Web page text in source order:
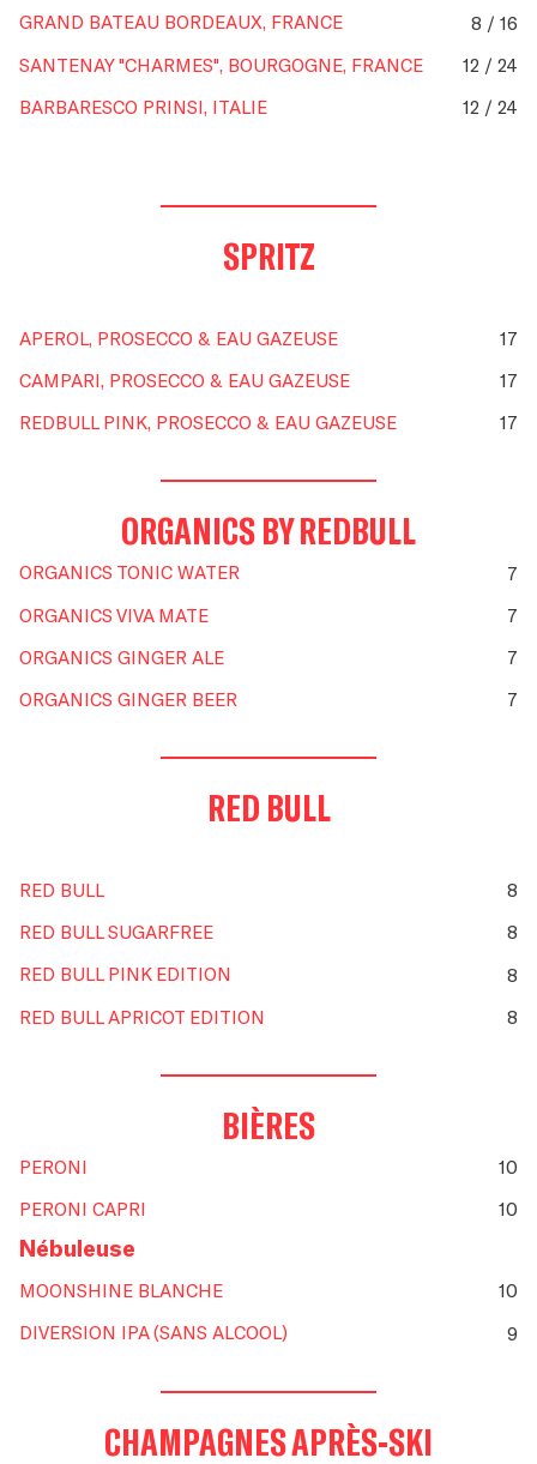
GRAND BATEAU BORDEAUX, FRANCE
8 / 16
SANTENAY "CHARMES", BOURGOGNE, FRANCE
12 / 24
BARBARESCO PRINSI, ITALIE
12 / 24
SPRITZ
APEROL, PROSECCO & EAU GAZEUSE
17
CAMPARI, PROSECCO & EAU GAZEUSE
17
REDBULL PINK, PROSECCO & EAU GAZEUSE
17
ORGANICS BY REDBULL
ORGANICS TONIC WATER
7
ORGANICS VIVA MATE
7
ORGANICS GINGER ALE
7
ORGANICS GINGER BEER
7
RED BULL
RED BULL
8
RED BULL SUGARFREE
8
RED BULL PINK EDITION
8
RED BULL APRICOT EDITION
8
BIÈRES
PERONI
10
PERONI CAPRI
10
Nébuleuse
MOONSHINE BLANCHE
10
DIVERSION IPA (SANS ALCOOL)
9
CHAMPAGNES APRÈS-SKI